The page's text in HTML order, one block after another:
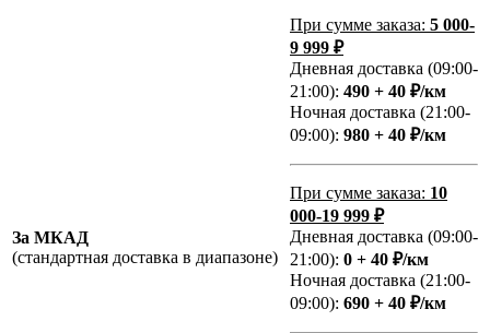
За МКАД
(стандартная доставка в диапазоне)
При сумме заказа: 5 000-
9 999 ₽
Дневная доставка (09:00-
21:00): 490 + 40 ₽/км
Ночная доставка (21:00-
09:00): 980 + 40 ₽/км
При сумме заказа: 10
000-19 999 ₽
Дневная доставка (09:00-
21:00): 0 + 40 ₽/км
Ночная доставка (21:00-
09:00): 690 + 40 ₽/км